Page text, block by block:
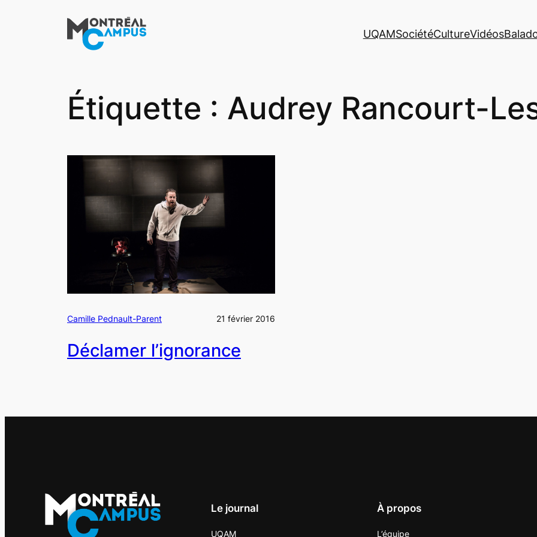
UQAMSociétéCultureVidéos
Étiquette : Audrey Rancourt-
Camille Pednault-Parent 21 février 2016
Déclamer l’ignorance
Le journal
UQAM
À propos
L’équipe